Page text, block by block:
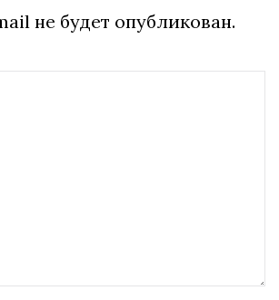
не будет опубликован.